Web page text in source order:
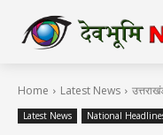
Home Latest News
Latest News National